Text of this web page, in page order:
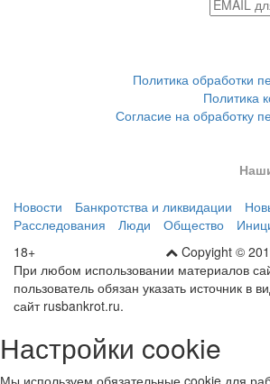
Политика обработки
Политика
Согласие на обработку
Новости Банкротства и ликвидации
Расследования
Люди Общество
Copyight ©
18+
При любом использовании материалов
пользователь обязан указать источник в
сайт rusbankrot.ru.
Настройки cookie
Мы используем обязательные cookie для